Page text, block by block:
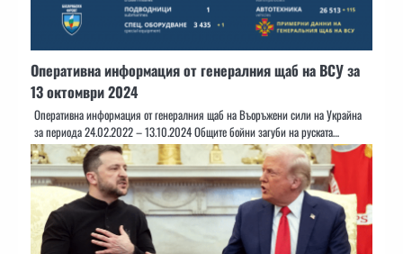
Оперативна информация от генералния щаб на ВСУ за
13 октомври 2024
Оперативна информация от генералния щаб на Въоръжени сили на Украйна
за периода 24.02.2022 – 13.10.2024 Общите бойни загуби на руската…